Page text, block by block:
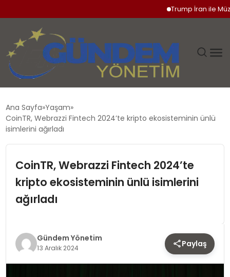
Trump İran ile
SIYASET
EKONOMI
SPOR
TEKNOLOJI
SAĞLIK
Ana Sayfa Yaşam
CoinTR, Webrazzi Fintech 2024’te kripto ekosisteminin ünlü
isimlerini ağırladı
CoinTR, Webrazzi Fintech 2024’te
kripto ekosisteminin ünlü isimlerini
ağırladı
Gündem Yönetim
13 Aralık 2024 Paylaş